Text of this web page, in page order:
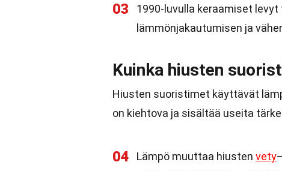
03
1990-luvulla keraamiset
lämmönjakautumisen ja
Kuinka hiusten
Hiusten suoristimet käyttävät
on kiehtova ja sisältää useita
04 Lämpö muuttaa hiusten vety